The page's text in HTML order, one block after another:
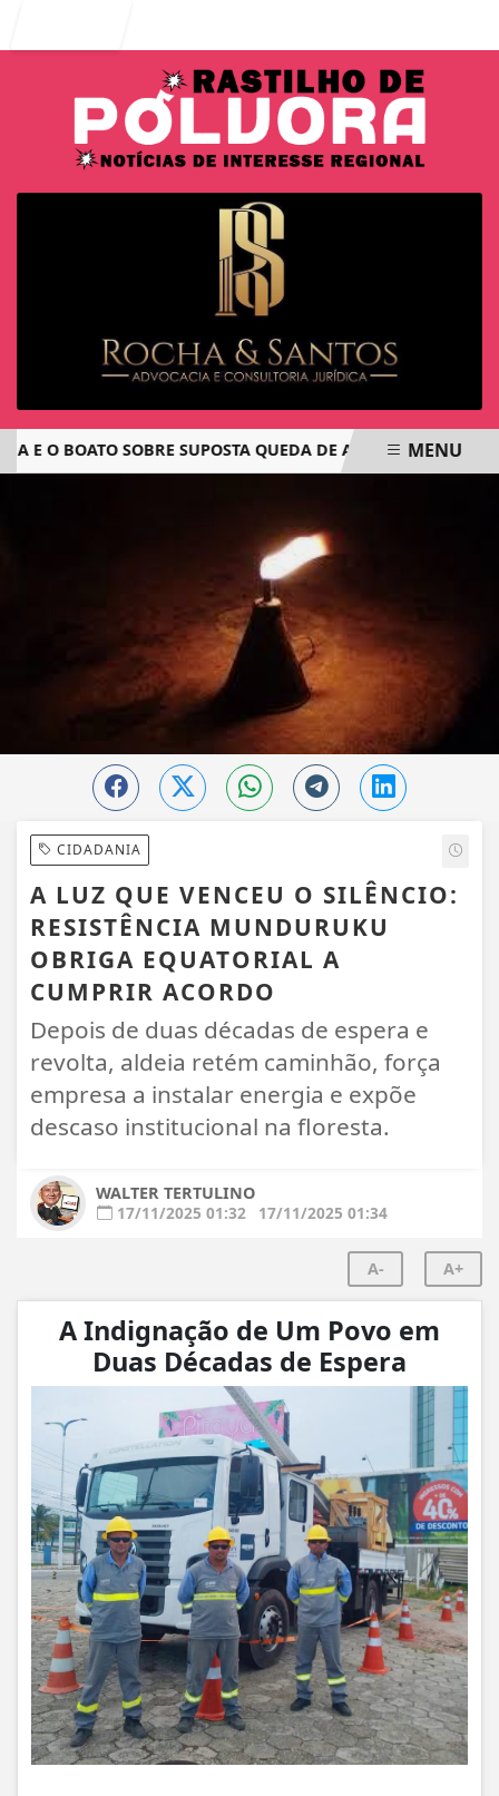
BOATO SOBRE SUPOSTA QUEDA DE AVIÃO COM JOVENS
MENU
CIDADANIA
A LUZ QUE VENCEU O SILÊNCIO:
RESISTÊNCIA MUNDURUKU
OBRIGA EQUATORIAL A
CUMPRIR ACORDO
Depois de duas décadas de espera e
revolta, aldeia retém caminhão, força
empresa a instalar energia e expõe
descaso institucional na floresta.
WALTER TERTULINO
17/11/2025 01:32
17/11/2025 01:34
A- A+
A Indignação de Um Povo em
Duas Décadas de Espera